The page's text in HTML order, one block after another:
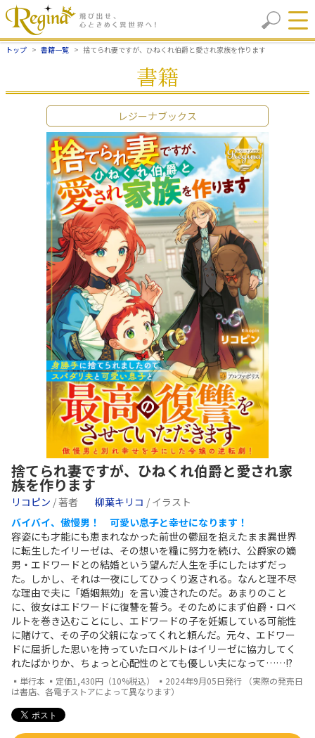
トップ 書籍一覧 捨てられ妻ですが、ひねくれ伯爵と愛され家族を作ります
書籍
レジーナブックス
捨てられ妻ですが、ひねくれ伯爵と愛され家
族を作ります
リコピン / 著者 柳葉キリコ / イラスト
バイバイ、傲慢男！ 可愛い息子と幸せになります！
容姿にも才能にも恵まれなかった前世の鬱屈を抱えたまま異世界
に転生したイリーゼは、その想いを糧に努力を続け、公爵家の嫡
男・エドワードとの結婚という望んだ人生を手にしたはずだっ
た。しかし、それは一夜にしてひっくり返される。なんと理不尽
な理由で夫に「婚姻無効」を言い渡されたのだ。あまりのこと
に、彼女はエドワードに復讐を誓う。そのためにまず伯爵・ロベ
ルトを巻き込むことにし、エドワードの子を妊娠している可能性
に賭けて、その子の父親になってくれと頼んだ。元々、エドワー
ドに屈折した思いを持っていたロベルトはイリーゼに協力してく
れたばかりか、ちょっと心配性のとても優しい夫になって……!?
▪単行本 ▪定価1,430円（10%税込） ▪2024年9月05日発行 （実際の発売日
は書店、各電子ストアによって異なります）